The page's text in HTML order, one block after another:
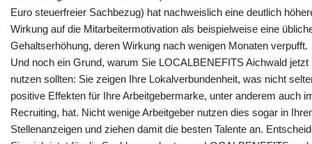
Euro steuerfreier Sachbezug) hat nachweislich eine deutlich
Wirkung auf die Mitarbeitermotivation als beispielweise eine
Gehaltserhöhung, deren Wirkung nach wenigen Monaten verpufft.
Und noch ein Grund, warum Sie LOCALBENEFITS Aichwald jetzt
nutzen sollten: Sie zeigen Ihre Lokalverbundenheit, was nicht
positive Effekten für Ihre Arbeitgebermarke, unter anderem auch
Recruiting, hat. Nicht wenige Arbeitgeber nutzen dies sogar in
Stellenanzeigen und ziehen damit die besten Talente an.